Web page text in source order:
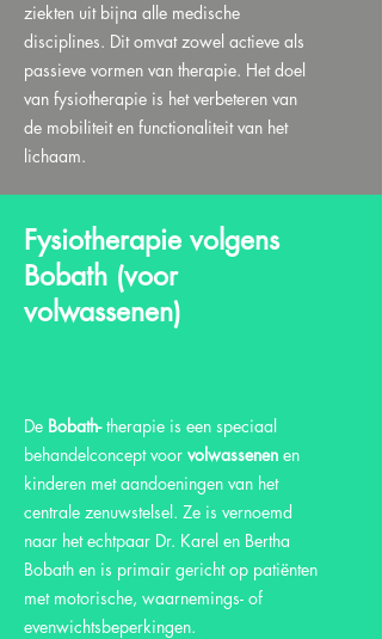
ziekten uit bijna alle medische
disciplines. Dit omvat zowel actieve als
passieve vormen van therapie. Het doel
van fysiotherapie is het verbeteren van
de mobiliteit en functionaliteit van het
lichaam.
Fysiotherapie volgens
Bobath (voor
volwassenen)
De Bobath-therapie is een speciaal
behandelconcept voor volwassenen en
kinderen met aandoeningen van het
centrale zenuwstelsel. Ze is vernoemd
naar het echtpaar Dr. Karel en Bertha
Bobath en is primair gericht op patiënten
met motorische, waarnemings- of
evenwichtsbeperkingen.